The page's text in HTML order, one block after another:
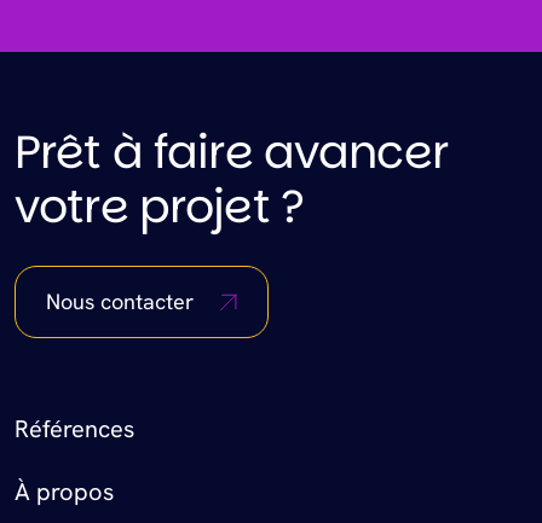
Prêt à faire avancer
votre projet ?
Nous contacter
Références
À propos